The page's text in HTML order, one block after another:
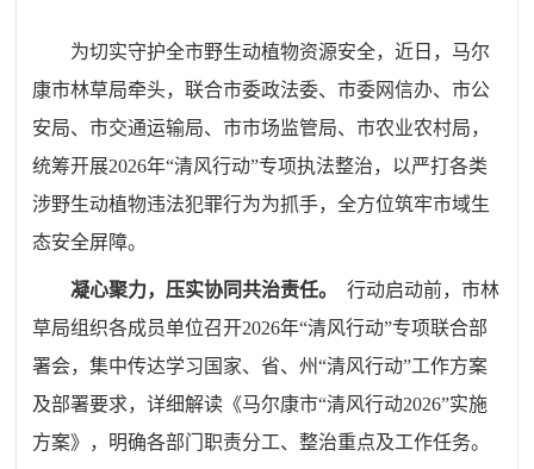
为切实守护全市野生动植物资源安全，近日，马尔
康市林草局牵头，联合市委政法委、市委网信办、市公
安局、市交通运输局、市市场监管局、市农业农村局，
统筹开展2026年“清风行动”专项执法整治，以严打各类
涉野生动植物违法犯罪行为为抓手，全方位筑牢市域生
态安全屏障。
凝心聚力，压实协同共治责任。
行动启动前，市林
草局组织各成员单位召开2026年“清风行动”专项联合部
署会，集中传达学习国家、省、州“清风行动”工作方案
及部署要求，详细解读《马尔康市“清风行动2026”实施
方案》，明确各部门职责分工、整治重点及工作任务。